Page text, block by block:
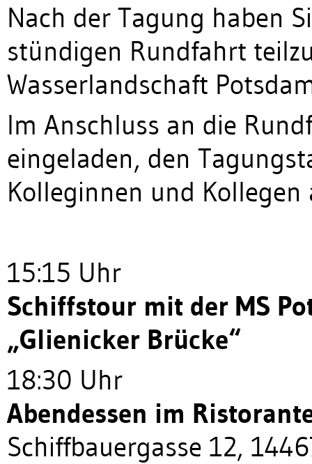
Nach der Tagung haben
stündigen Rundfahrt
Wasserlandschaft
Im Anschluss an die
eingeladen, den
Kolleginnen und
15:15 Uhr
Schiffstour mit der MS
„Glienicker Brücke“
18:30 Uhr
Abendessen im
Schiffbauergasse 12,